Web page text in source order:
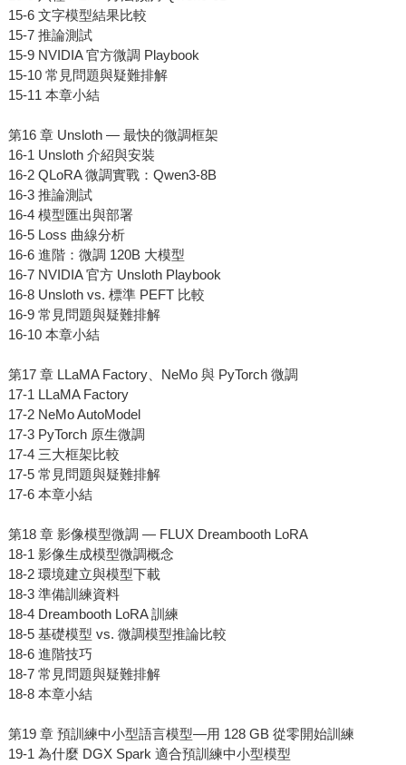
15-6 文字模型結果比較
15-7 推論測試
15-9 NVIDIA 官方微調 Playbook
15-10 常見問題與疑難排解
15-11 本章小結
第16 章 Unsloth — 最快的微調框架
16-1 Unsloth 介紹與安裝
16-2 QLoRA 微調實戰：Qwen3-8B
16-3 推論測試
16-4 模型匯出與部署
16-5 Loss 曲線分析
16-6 進階：微調 120B 大模型
16-7 NVIDIA 官方 Unsloth Playbook
16-8 Unsloth vs. 標準 PEFT 比較
16-9 常見問題與疑難排解
16-10 本章小結
第17 章 LLaMA Factory、NeMo 與 PyTorch 微調
17-1 LLaMA Factory
17-2 NeMo AutoModel
17-3 PyTorch 原生微調
17-4 三大框架比較
17-5 常見問題與疑難排解
17-6 本章小結
第18 章 影像模型微調 — FLUX Dreambooth LoRA
18-1 影像生成模型微調概念
18-2 環境建立與模型下載
18-3 準備訓練資料
18-4 Dreambooth LoRA 訓練
18-5 基礎模型 vs. 微調模型推論比較
18-6 進階技巧
18-7 常見問題與疑難排解
18-8 本章小結
第19 章 預訓練中小型語言模型—用 128 GB 從零開始訓練
19-1 為什麼 DGX Spark 適合預訓練中小型模型